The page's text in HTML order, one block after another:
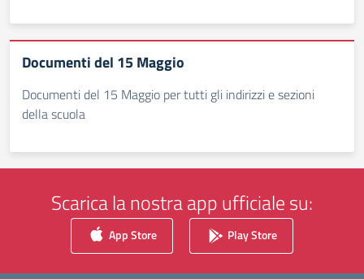
Documenti del 15 Maggio
Documenti del 15 Maggio per tutti gli indirizzi e sezioni
della scuola
Scarica la nostra app ufficiale su:
App Store Play Store